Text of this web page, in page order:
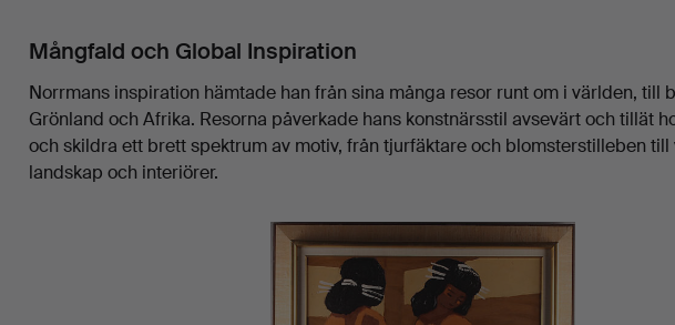
Mångfald och Global Inspiration
Norrmans inspiration hämtade han från sina många resor runt om i världen, till
Grönland och Afrika. Resorna påverkade hans konstnärsstil avsevärt och tillät
och skildra ett brett spektrum av motiv, från tjurfäktare och blomsterstilleben
landskap och interiörer.